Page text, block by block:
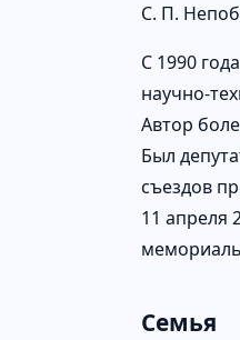
С. П.
С 1990
научно-
Автор
Был
съездов
11 апреля
Семья